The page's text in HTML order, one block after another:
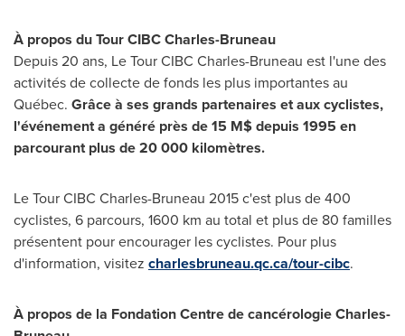
À propos du Tour CIBC Charles-Bruneau
Depuis 20 ans, Le Tour CIBC Charles-Bruneau est l'une des
activités de collecte de fonds les plus importantes au
Québec. Grâce à ses grands partenaires et aux cyclistes,
l'événement a généré près de 15 M$ depuis 1995 en
parcourant plus de 20 000 kilomètres.
Le Tour CIBC Charles-Bruneau 2015 c'est plus de 400
cyclistes, 6 parcours, 1600 km au total et plus de 80 familles
présentent pour encourager les cyclistes. Pour plus
d'information, visitez charlesbruneau.qc.ca/tour-cibc.
À propos de la Fondation Centre de cancérologie Charles-